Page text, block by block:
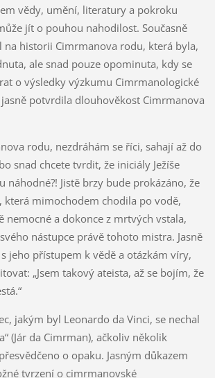
vědy, umění, literatury a pokroku
jít o pouhou nahodilost. Současně
na historii Cimrmanova rodu, která byla,
ale snad pouze opominuta, kdy se
o výsledky výzkumu Cimrmanologické
potvrdila dlouhověkost Cimrmanova
rodu, nezdráhám se říci, sahají až do
snad chcete tvrdit, že iniciály Ježíše
náhodné?! Jistě brzy bude prokázáno, že
která mimochodem chodila po vodě,
nemocné a dokonce z mrtvých vstala,
nástupce právě tohoto mistra. Jasně
jeho přístupem k vědě a otázkám víry,
„Jsem takový ateista, až se bojím, že
jakým byl Leonardo da Vinci, se nechal
(Jár da Cimrman), ačkoliv několik
o opaku. Jasným důkazem
tvrzení o cimrmanovské